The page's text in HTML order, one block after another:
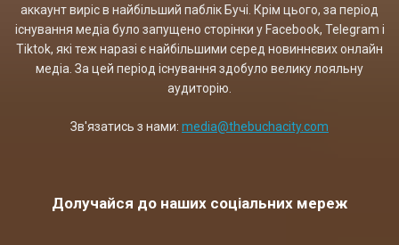
аккаунт виріс в найбільший паблік Бучі. Крім цього, за період
існування медіа було запущено сторінки у Facebook, Telegram і
Tiktok, які теж наразі є найбільшими серед новиннєвих онлайн
медіа. За цей період існування здобуло велику лояльну
аудиторію.
Зв'язатись з нами: media@thebuchacity.com
Долучайся до наших соціальних мереж